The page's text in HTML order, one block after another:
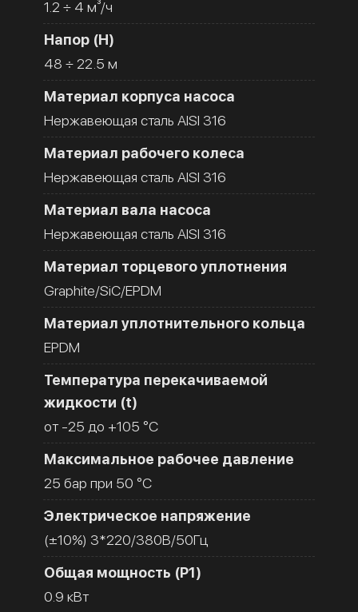
1.2 ÷ 4 м³/ч
Напор (H)
48 ÷ 22.5 м
Материал корпуса насоса
Нержавеющая сталь AISI 316
Материал рабочего колеса
Нержавеющая сталь AISI 316
Материал вала насоса
Нержавеющая сталь AISI 316
Материал торцевого уплотнения
Graphite/SiC/EPDM
Материал уплотнительного кольца
EPDM
Температура перекачиваемой
жидкости (t)
от -25 до +105 °C
Максимальное рабочее давление
25 бар при 50 °C
Электрическое напряжение
(±10%) 3*220/380В/50Гц
Общая мощность (Р1)
0.9 кВт